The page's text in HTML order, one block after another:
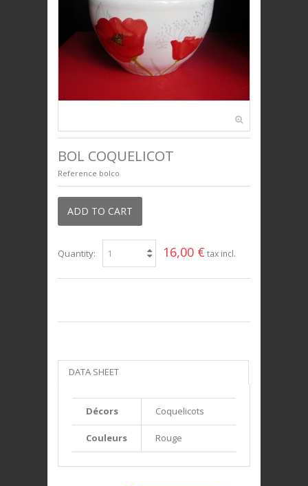
+
PLAQUES DÉCORATIVES
+
ANIMAUX
+
+
BIJOUX
+
BOL COQUELICOT
Reference bolco
ADD TO CART
Quantity: 16,00 € tax incl.
DATA SHEET
Décors Coquelicots
Couleurs Rouge